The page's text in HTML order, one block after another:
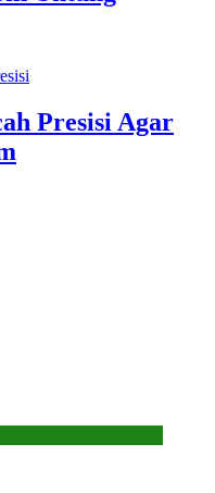
Presisi Agar